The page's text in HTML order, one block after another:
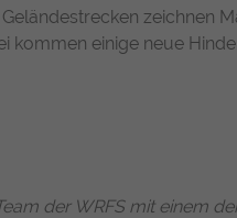
zeichnen
kommen einige neue
der WRFS mit einem